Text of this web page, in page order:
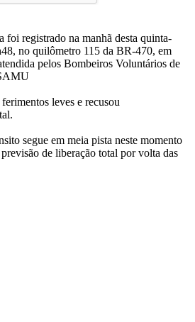
foi registrado na manhã desta quinta-
no quilômetro 115 da BR-470, em
pelos Bombeiros Voluntários de
leves e recusou
segue em meia pista neste momento
de liberação total por volta das